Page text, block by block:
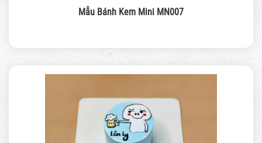
Mẫu Bánh Kem Mini MN007